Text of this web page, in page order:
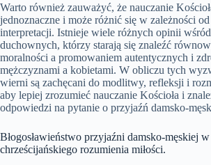
Warto również zauważyć, że nauczanie
jednoznaczne i może różnić się w zależności
interpretacji. Istnieje wiele różnych opinii
duchownych, którzy starają się znaleźć
moralności a promowaniem autentycznych i
mężczyznami a kobietami. W obliczu tych
wierni są zachęcani do modlitwy, refleksji i
aby lepiej zrozumieć nauczanie Kościoła i
odpowiedzi na pytanie o przyjaźń damsko-
Błogosławieństwo przyjaźni damsko-męskiej
chrześcijańskiego rozumienia miłości.